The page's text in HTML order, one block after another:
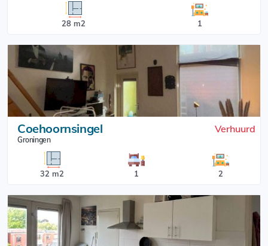
28 m2 1
Coehoornsingel
Groningen
Verhuurd
32 m2 1 2